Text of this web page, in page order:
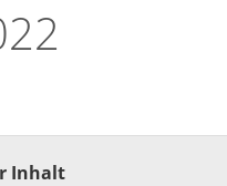
Inhalt